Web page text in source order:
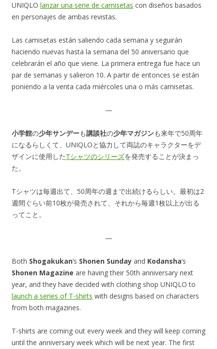
UNIQLO lanzar una serie de camisetas con diseños basados
en personajes de ambas revistas.
Las camisetas están saliendo cada semana y seguirán
haciendo nuevas hasta la semana del 50 aniversario que
celebrarán el año que viene. La primera entrega fue hace un
par de semanas y salieron 10. A partir de entonces se están
poniendo a la venta cada miércoles una o más camisetas.
—
小学館の少年サンデーも講談社の少年マガジンも来年で50周年
になるらしくて、UNIQLOと協力して両誌のキャラクターをデ
ザインに使用したTシャツのシリーズを発売することが決まっ
た。
Tシャツは毎週出て、50周年の週まで出続けるらしい。最初は2
週間ぐらい前10枚が発売されて、それから毎週1枚以上が出る
ってこと。
—
Both Shogakukan‘s Shonen Sunday and Kodansha‘s
Shonen Magazine are having their 50th anniversary next
year, and they have decided with clothing shop UNIQLO to
launch a series of T-shirts with designs based on characters
from both magazines.
T-shirts are coming out every week and they will keep coming
until the anniversary week which will be next year. The first